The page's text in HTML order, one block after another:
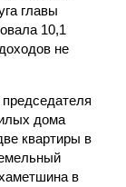
главы
10,1
не
дома
квартиры в
в